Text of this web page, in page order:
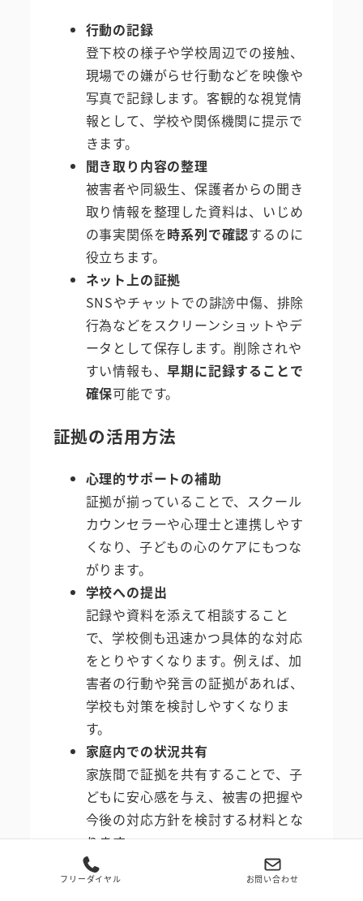
行動の記録
登下校の様子や学校周辺での接触、
現場での嫌がらせ行動などを映像や
写真で記録します。客観的な視覚情
報として、学校や関係機関に提示で
きます。
聞き取り内容の整理
被害者や同級生、保護者からの聞き
取り情報を整理した資料は、いじめ
の事実関係を時系列で確認するのに
役立ちます。
ネット上の証拠
SNSやチャットでの誹謗中傷、排除
行為などをスクリーンショットやデ
ータとして保存します。削除されや
すい情報も、早期に記録することで
確保可能です。
証拠の活用方法
心理的サポートの補助
証拠が揃っていることで、スクール
カウンセラーや心理士と連携しやす
くなり、子どもの心のケアにもつな
がります。
学校への提出
記録や資料を添えて相談すること
で、学校側も迅速かつ具体的な対応
をとりやすくなります。例えば、加
害者の行動や発言の証拠があれば、
学校も対策を検討しやすくなりま
す。
家庭内での状況共有
家族間で証拠を共有することで、子
どもに安心感を与え、被害の把握や
今後の対応方針を検討する材料とな
ります。
法的手段への活用
深刻ないじめの場合や学校対応が不
フリーダイヤル お問い合わせ